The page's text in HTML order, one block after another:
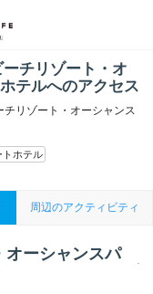
チリゾート・オ
テルへのアクセス
チリゾート・オーシャンス
トホテル
周辺のアクティビティ
オーシャンスパ